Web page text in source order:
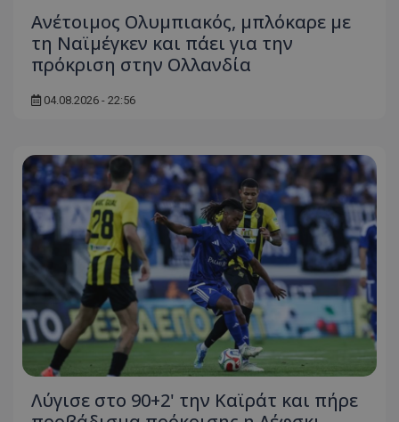
Ανέτοιμος Ολυμπιακός, μπλόκαρε με
τη Ναϊμέγκεν και πάει για την
πρόκριση στην Ολλανδία
04.08.2026 - 22:56
Λύγισε στο 90+2' την Καϊράτ και πήρε